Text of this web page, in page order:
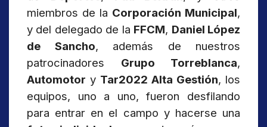
miembros de la Corporación Municipal,
y del delegado de la FFCM, Daniel López
de Sancho, además de nuestros
patrocinadores Grupo Torreblanca,
Automotor y Tar2022 Alta Gestión, los
equipos, uno a uno, fueron desfilando
para entrar en el campo y hacerse una